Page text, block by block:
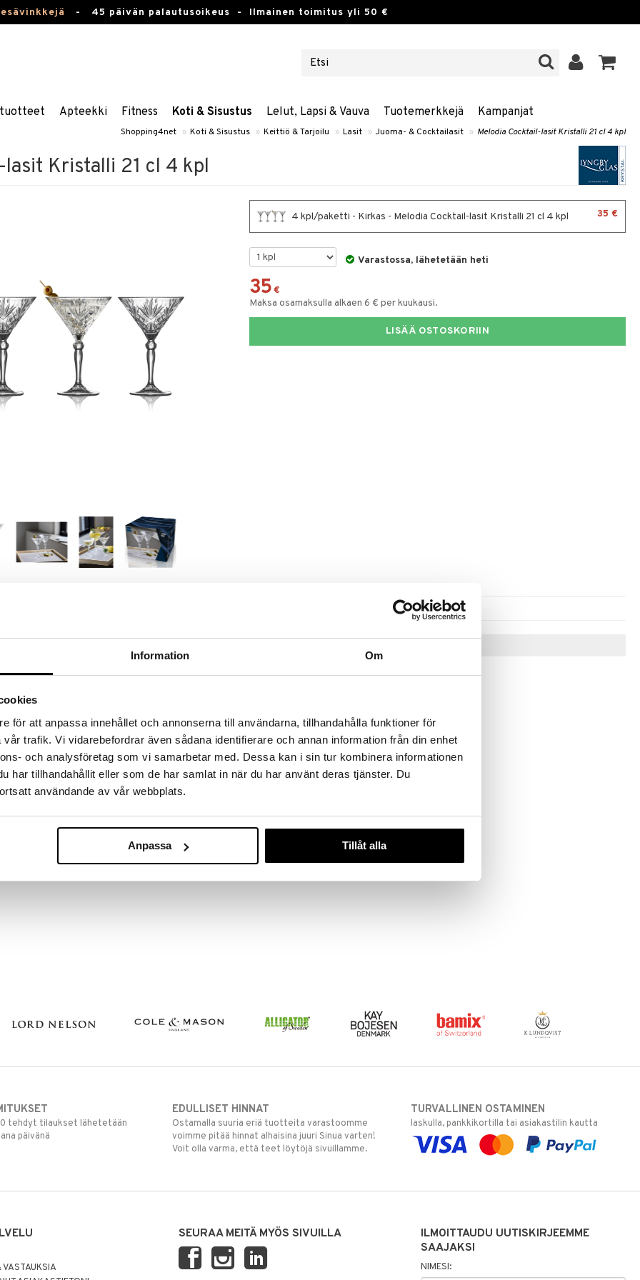
Information Om
för att anpassa innehållet och annonserna till användarna, tillhandahålla funktioner för
trafik. Vi vidarebefordrar även sådana identifierare och annan information från din enhet
och analysföretag som vi samarbetar med. Dessa kan i sin tur kombinera informationen
har tillhandahållit eller som de har samlat in när du har använt deras tjänster. Du
användande av vår webbplats.
Anpassa Tillåt alla
- 45 päivän palautusoikeus - Ilmainen toimitus yli 50 €
Apteekki Fitness Koti & Sisustus Lelut, Lapsi & Vauva Tuotemerkkejä Kampanjat
Shopping4net » Koti & Sisustus » Keittiö & Tarjoilu » Lasit » Juoma- & Cocktailasit » Melodia Cocktail-lasit Kristalli 21 cl 4 kpl
Kristalli 21 cl 4 kpl
4 kpl/paketti - Kirkas - Melodia Cocktail-lasit Kristalli 21 cl 4 kpl 35 €
Varastossa, lähetetään heti
35 €
Maksa osamaksulla alkaen 6 € per kuukausi.
LISÄÄ OSTOSKORIIN
tehdä löytöjä suuresta ALEstamme. Juuri
31.8.2026 asti mutta ole nopea -
voivat päästä loppumaan!
ale-löydöt »
uusiutuvaa energiaa, ja tuotannosta syntyvä
muualla tehtaalla. Käytetyt raaka-aineet ovat
LUIGI BORMIOLI
tehdyt tilaukset lähetetään
päivänä
EDULLISET HINNAT
Ostamalla suuria eriä tuotteita varastoomme
voimme pitää hinnat alhaisina juuri Sinua varten!
Voit olla varma, että teet löytöjä sivuillamme.
TURVALLINEN OSTAMINEN
laskulla, pankkikortilla tai asiakastilin kautta
SEURAA MEITÄ MYÖS SIVUILLA
ILMOITTAUDU UUTISKIRJEEMME
SAAJAKSI
NIMESI: